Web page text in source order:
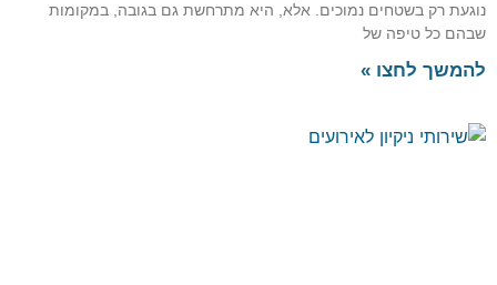
נוגעת רק בשטחים נמוכים. אלא, היא מתרחשת גם בגובה, במקומות
שבהם כל טיפה של
להמשך לחצו »